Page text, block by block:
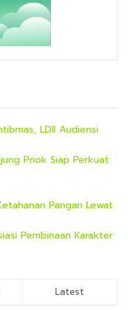
LDII Audiensi
Priok Siap Perkuat
Pangan Lewat
Pembinaan Karakter
Latest